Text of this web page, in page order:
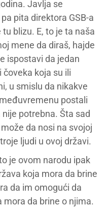
Javlja se
pita direktora GSB-a
blizu. E, to je ta naša
mene da diraš, hajde
ispostavi da jedan
koja su ili
u smislu da nikakve
postali
potrebna. Šta sad
da nosi na svojoj
ljudi u ovoj državi.
je ovom narodu ipak
koja mora da brine
da im omogući da
mora da brine o njima.